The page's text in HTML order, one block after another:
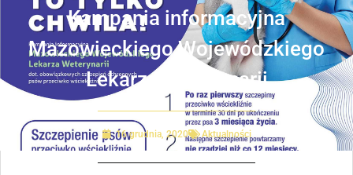
Kampania informacyjna
Mazowieckiego Wojewódzkiego
Lekarza Weterynarii
16 grudnia, 2020 Aktualności